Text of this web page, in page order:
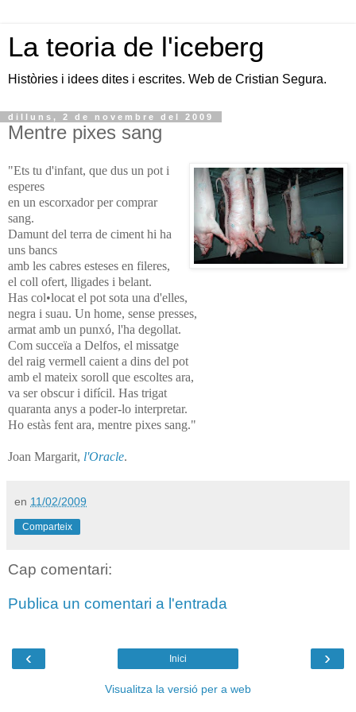
La teoria de l'iceberg
Històries i idees dites i escrites. Web de Cristian Segura.
dilluns, 2 de novembre del 2009
Mentre pixes sang
"Ets tu d'infant, que dus un pot i
esperes
en un escorxador per comprar
sang.
Damunt del terra de ciment hi ha
uns bancs
amb les cabres esteses en fileres,
el coll ofert, lligades i belant.
Has col•locat el pot sota una d'elles,
negra i suau. Un home, sense presses,
armat amb un punxó, l'ha degollat.
Com succeïa a Delfos, el missatge
del raig vermell caient a dins del pot
amb el mateix soroll que escoltes ara,
va ser obscur i difícil. Has trigat
quaranta anys a poder-lo interpretar.
Ho estàs fent ara, mentre pixes sang."
Joan Margarit, l'Oracle.
en 11/02/2009
Comparteix
Cap comentari:
Publica un comentari a l'entrada
‹ ›
Inici
Visualitza la versió per a web